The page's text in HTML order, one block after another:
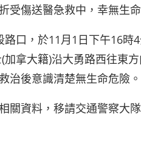
受傷送醫急救中，幸無生命
口，於11月1日下午16時
拿大籍)沿大勇路西往東
治後意識清楚無生命危險。
關資料，移請交通警察大